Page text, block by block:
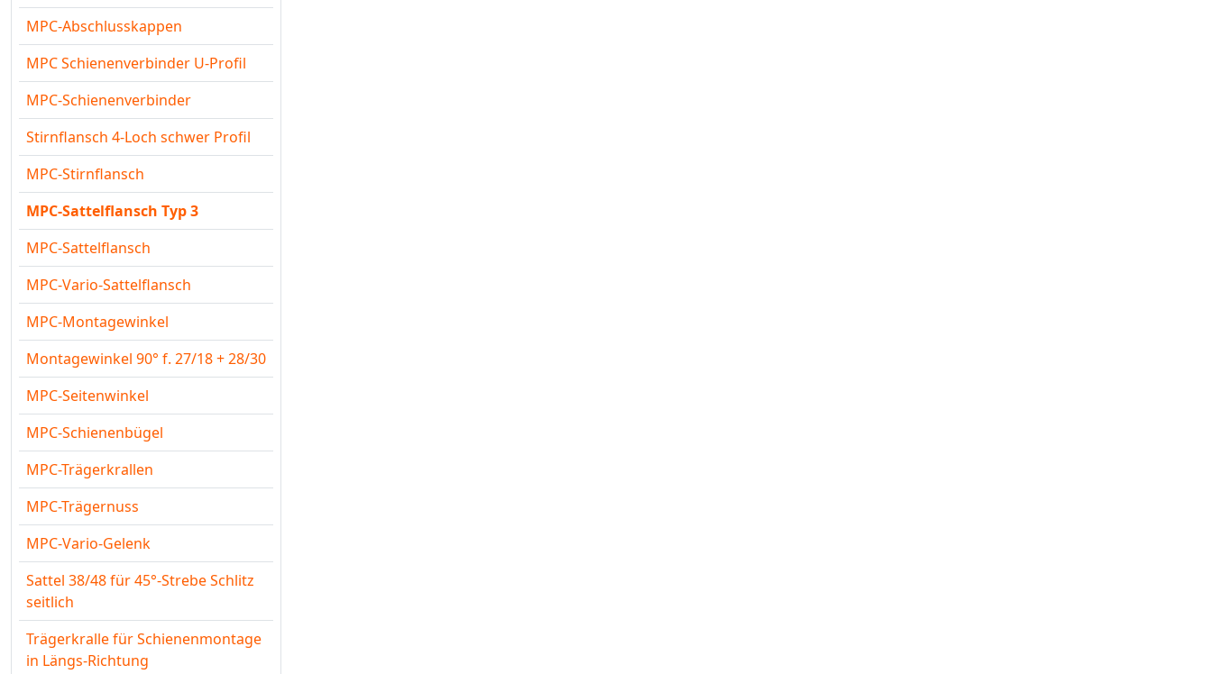
MPC-Abschlusskappen
MPC Schienenverbinder U-Profil
MPC-Schienenverbinder
Stirnflansch 4-Loch schwer Profil
MPC-Stirnflansch
MPC-Sattelflansch Typ 3
MPC-Sattelflansch
MPC-Vario-Sattelflansch
MPC-Montagewinkel
Montagewinkel 90° f. 27/18 + 28/30
MPC-Seitenwinkel
MPC-Schienenbügel
MPC-Trägerkrallen
MPC-Trägernuss
MPC-Vario-Gelenk
Sattel 38/48 für 45°-Strebe Schlitz
seitlich
Trägerkralle für Schienenmontage
in Längs-Richtung